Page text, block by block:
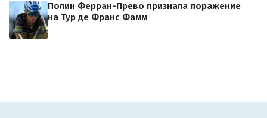
Полин Ферран-Прево признала поражение
на Тур де Франс Фамм